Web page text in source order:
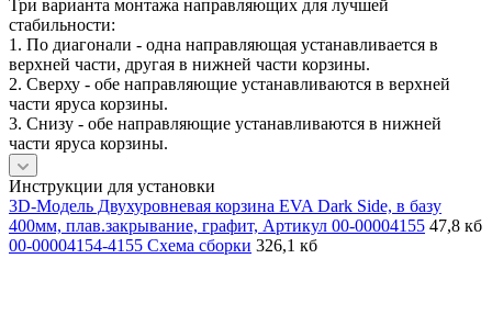
Три варианта монтажа направляющих для лучшей
стабильности:
1. По диагонали - одна направляющая устанавливается в
верхней части, другая в нижней части корзины.
2. Сверху - обе направляющие устанавливаются в верхней
части яруса корзины.
3. Снизу - обе направляющие устанавливаются в нижней
части яруса корзины.
Инструкции для установки
3D-Модель Двухуровневая корзина EVA Dark Side, в базу
400мм, плав.закрывание, графит, Артикул 00-00004155 47,8 кб
00-00004154-4155 Схема сборки 326,1 кб